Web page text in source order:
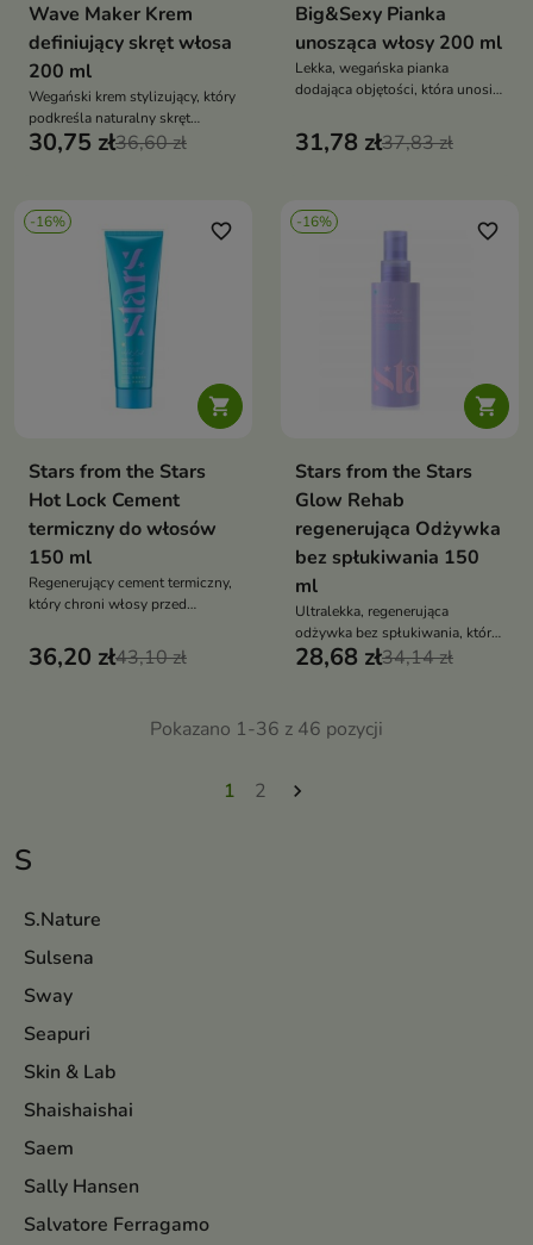
S
S.Nature
Sulsena
Sway
Seapuri
Skin & Lab
Shaishaishai
Saem
Sally Hansen
Salvatore Ferragamo
Wave Maker Krem
definiujący skręt włosa
200 ml
Wegański krem stylizujący, który
podkreśla naturalny skręt
włosów, zwiększa sprężystość i
30,75 zł36,60 zł
Big&Sexy Pianka
unosząca włosy 200 ml
Lekka, wegańska pianka
dodająca objętości, która unosi
pozostawia pasma sprężyste
oraz lśniące
31,78 zł37,83 zł
-16%

favorite_border
Stars from the Stars
Hot Lock Cement
termiczny do włosów
150 ml
Regenerujący cement termiczny,
który chroni włosy przed
je i nadaje im efekt lustrzanego
blasku
36,20 zł43,10 zł
-16%

favorite_border
Stars from the Stars
Glow Rehab
regenerująca Odżywka
bez spłukiwania 150
ml
Ultralekka, regenerująca
odżywka bez spłukiwania, która
wygładza włosy, ułatwia
28,68 zł34,14 zł
Pokazano 1-36 z 46 pozycji
1 2 